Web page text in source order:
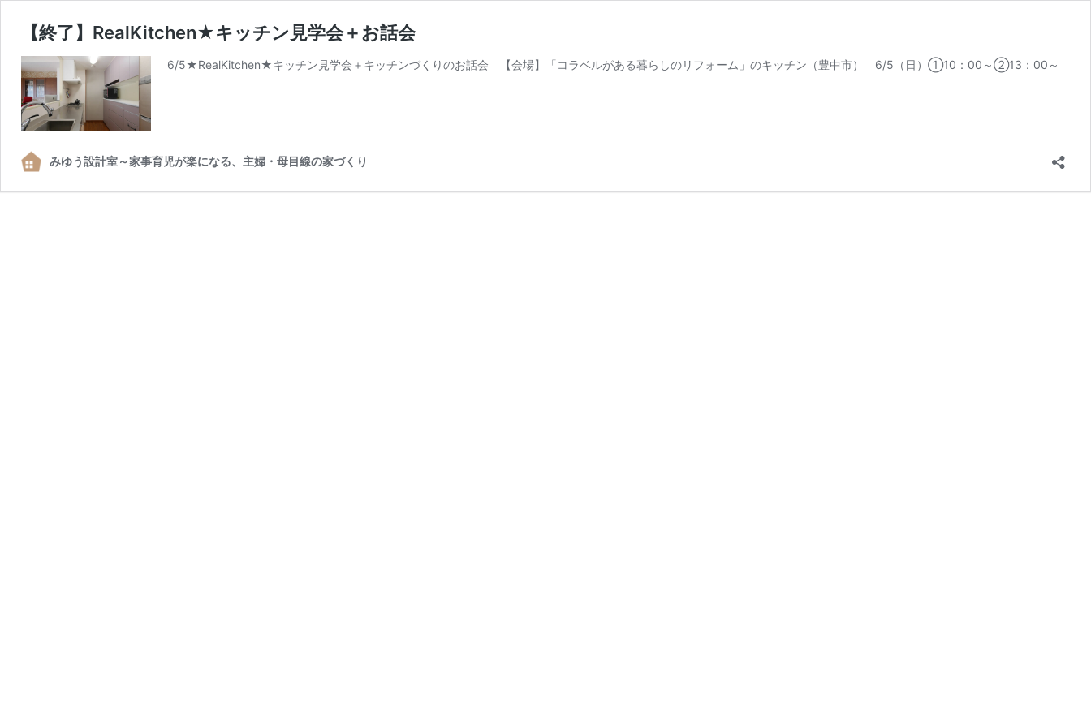
【終了】RealKitchen★キッチン見学会＋お話会
6/5★RealKitchen★キッチン見学会＋キッチンづくりのお話会 【会場】「コラベルがある暮らしのリフォーム」のキッチン（豊中市） 6/5（日）①10：00～②13：00～
みゆう設計室～家事育児が楽になる、主婦・母目線の家づくり